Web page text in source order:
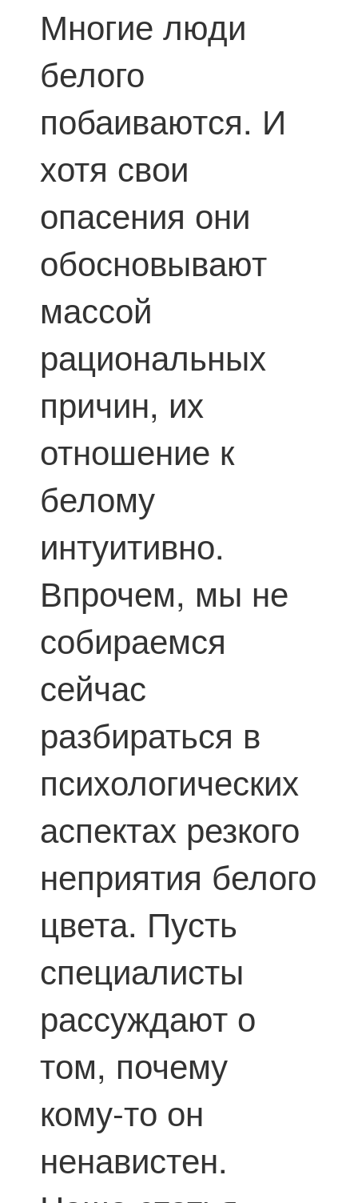
Многие люди
белого
побаиваются. И
хотя свои
опасения они
обосновывают
массой
рациональных
причин, их
отношение к
белому
интуитивно.
Впрочем, мы не
собираемся
сейчас
разбираться в
психологических
аспектах резкого
неприятия белого
цвета. Пусть
специалисты
рассуждают о
том, почему
кому-то он
ненавистен.